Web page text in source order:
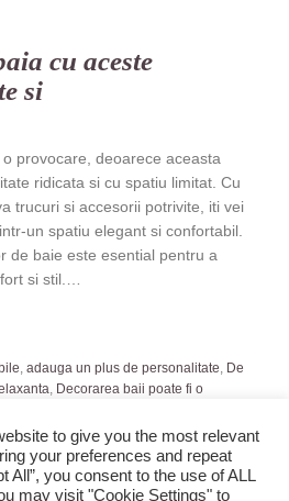
cu aceste
si
provocare, deoarece aceasta
ridicata si cu spatiu limitat. Cu
trucuri si accesorii potrivite, iti vei
un spatiu elegant si confortabil.
de baie este esential pentru a
si stil.…
, adauga un plus de personalitate, De
, Decorarea baii poate fi o
to give you the most relevant
your preferences and repeat
All”, you consent to the use of ALL
may visit "Cookie Settings" to